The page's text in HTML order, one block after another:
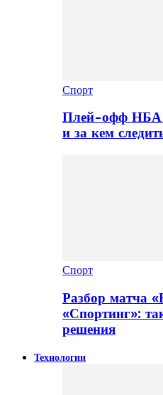
Спорт
Плей-офф НБА
и за кем
Спорт
Разбор матча
«Спортинг»:
решения
Технологии